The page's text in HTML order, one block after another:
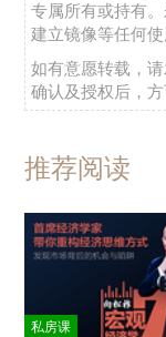
专属所有或持有
建立镜像等任何使
如有意愿转载，
确认及授权后，方
推荐阅读
私房课